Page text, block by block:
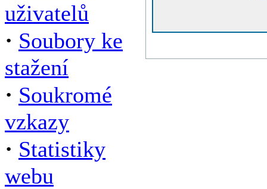
uživatelů
· Soubory ke
stažení
· Soukromé
vzkazy
· Statistiky
webu